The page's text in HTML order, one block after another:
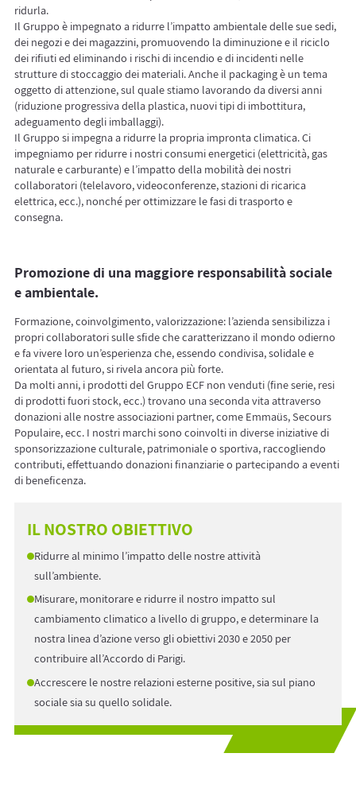
ridurla.
Il Gruppo è impegnato a ridurre l’impatto ambientale delle sue sedi,
dei negozi e dei magazzini, promuovendo la diminuzione e il riciclo
dei rifiuti ed eliminando i rischi di incendio e di incidenti nelle
strutture di stoccaggio dei materiali. Anche il packaging è un tema
oggetto di attenzione, sul quale stiamo lavorando da diversi anni
(riduzione progressiva della plastica, nuovi tipi di imbottitura,
adeguamento degli imballaggi).
Il Gruppo si impegna a ridurre la propria impronta climatica. Ci
impegniamo per ridurre i nostri consumi energetici (elettricità, gas
naturale e carburante) e l’impatto della mobilità dei nostri
collaboratori (telelavoro, videoconferenze, stazioni di ricarica
elettrica, ecc.), nonché per ottimizzare le fasi di trasporto e
consegna.
Promozione di una maggiore responsabilità sociale
e ambientale.
Formazione, coinvolgimento, valorizzazione: l’azienda sensibilizza i
propri collaboratori sulle sfide che caratterizzano il mondo odierno
e fa vivere loro un’esperienza che, essendo condivisa, solidale e
orientata al futuro, si rivela ancora più forte.
Da molti anni, i prodotti del Gruppo ECF non venduti (fine serie, resi
di prodotti fuori stock, ecc.) trovano una seconda vita attraverso
donazioni alle nostre associazioni partner, come Emmaüs, Secours
Populaire, ecc. I nostri marchi sono coinvolti in diverse iniziative di
sponsorizzazione culturale, patrimoniale o sportiva, raccogliendo
contributi, effettuando donazioni finanziarie o partecipando a eventi
di beneficenza.
IL NOSTRO OBIETTIVO
Ridurre al minimo l’impatto delle nostre attività
sull’ambiente.
Misurare, monitorare e ridurre il nostro impatto sul
cambiamento climatico a livello di gruppo, e determinare la
nostra linea d’azione verso gli obiettivi 2030 e 2050 per
contribuire all’Accordo di Parigi.
Accrescere le nostre relazioni esterne positive, sia sul piano
sociale sia su quello solidale.